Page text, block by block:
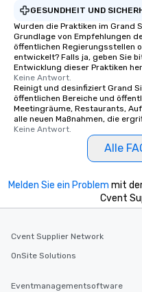
GESUNDHEIT UND
Wurden die Praktiken im Grand
Grundlage von Empfehlungen
öffentlichen Regierungsstellen
entwickelt? Falls ja, geben Sie
Entwicklung dieser Praktiken
Keine Antwort.
Reinigt und desinfiziert Grand
öffentlichen Bereiche und
Meetingräume, Restaurants,
alle neuen Maßnahmen, die
Keine Antwort.
Alle
Melden Sie ein Problem mit
Cvent
Cvent Supplier Network
OnSite Solutions
Eventmanagementsoftware